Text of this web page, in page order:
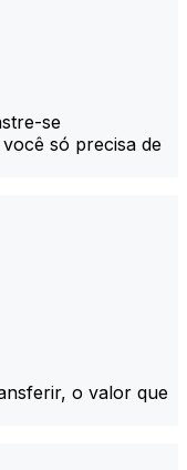
se
só precisa de
o valor que